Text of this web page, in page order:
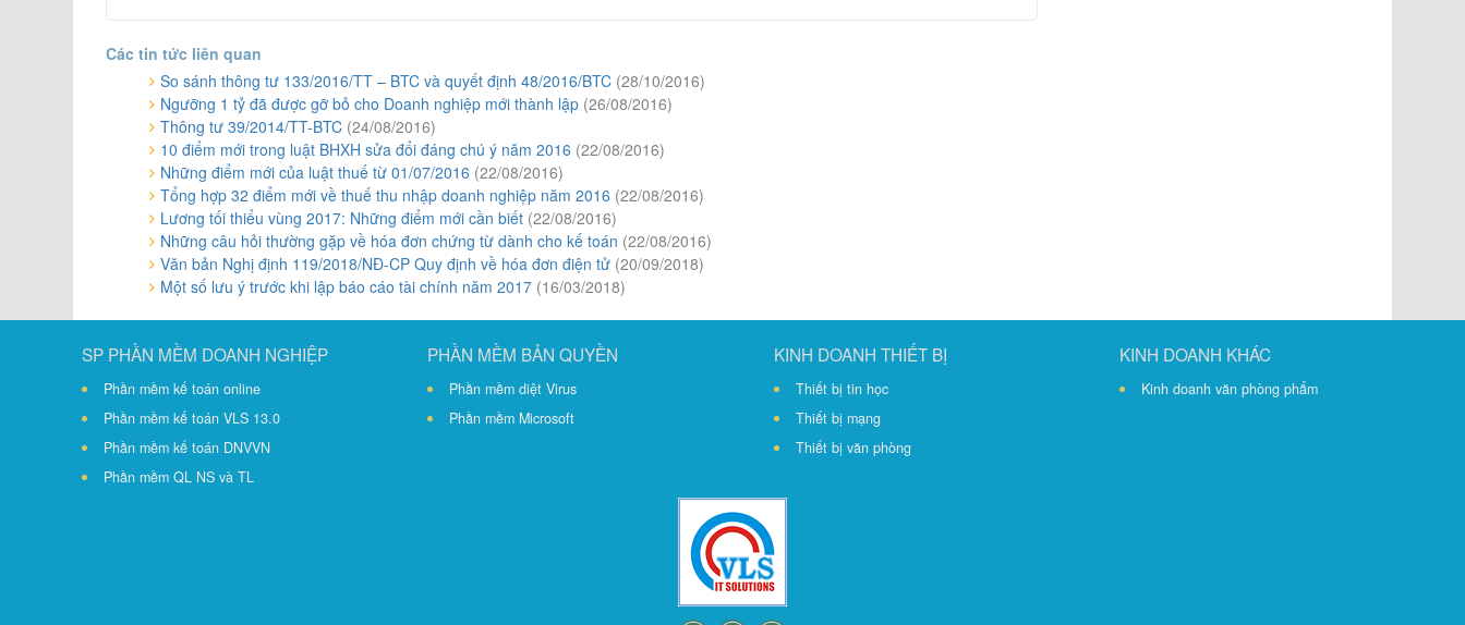
Các tin tức liên quan
So sánh thông tư 133/2016/TT – BTC và quyết định 48/2016/BTC (28/10/2016)
Ngưỡng 1 tỷ đã được gỡ bỏ cho Doanh nghiệp mới thành lập (26/08/2016)
Thông tư 39/2014/TT-BTC (24/08/2016)
10 điểm mới trong luật BHXH sửa đổi đáng chú ý năm 2016 (22/08/2016)
Những điểm mới của luật thuế từ 01/07/2016 (22/08/2016)
Tổng hợp 32 điểm mới về thuế thu nhập doanh nghiệp năm 2016 (22/08/2016)
Lương tối thiểu vùng 2017: Những điểm mới cần biết (22/08/2016)
Những câu hỏi thường gặp về hóa đơn chứng từ dành cho kế toán (22/08/2016)
Văn bản Nghị định 119/2018/NĐ-CP Quy định về hóa đơn điện tử (20/09/2018)
Một số lưu ý trước khi lập báo cáo tài chính năm 2017 (16/03/2018)
SP PHẦN MỀM DOANH NGHIỆP
Phần mềm kế toán online
Phần mềm kế toán VLS 13.0
Phần mềm kế toán DNVVN
Phần mềm QL NS và TL
PHẦN MỀM BẢN QUYỀN
Phần mềm diệt Virus
Phần mềm Microsoft
KINH DOANH THIẾT BỊ
Thiết bị tin học
Thiết bị mạng
Thiết bị văn phòng
KINH DOANH KHÁC
Kinh doanh văn phòng phẩm